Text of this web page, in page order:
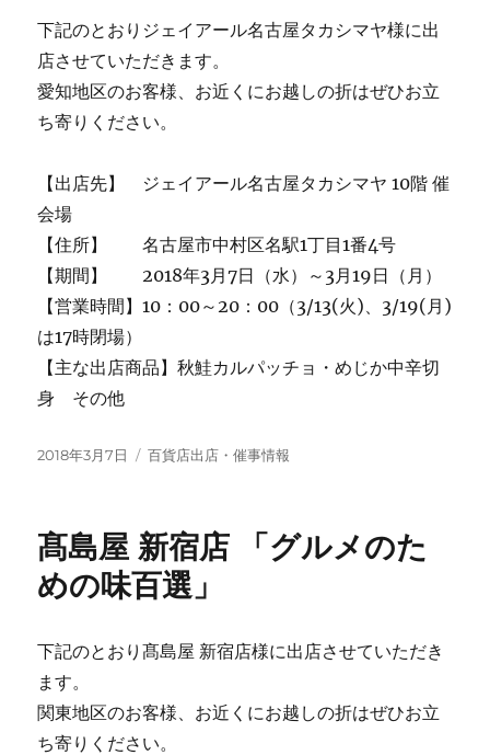
下記のとおりジェイアール名古屋タカシマヤ様に出
店させていただきます。
愛知地区のお客様、お近くにお越しの折はぜひお立
ち寄りください。
【出店先】 ジェイアール名古屋タカシマヤ 10階 催
会場
【住所】 名古屋市中村区名駅1丁目1番4号
【期間】 2018年3月7日（水）～3月19日（月）
【営業時間】10：00～20：00（3/13(火)、3/19(月)
は17時閉場）
【主な出店商品】秋鮭カルパッチョ・めじか中辛切
身 その他
投
2018年3月7日
カ
ー
百貨店出店・催事情報
髙島屋 新宿店 「グルメのた
めの味百選」
下記のとおり髙島屋 新宿店様に出店させていただき
ます。
関東地区のお客様、お近くにお越しの折はぜひお立
ち寄りください。